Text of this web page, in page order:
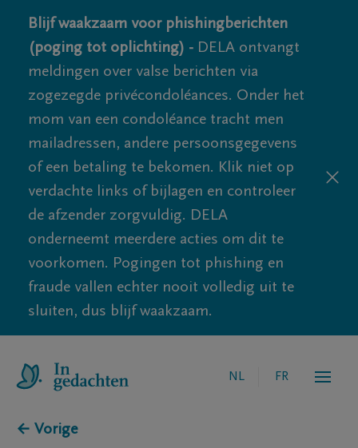
Blijf waakzaam voor phishingberichten
(poging tot oplichting) - DELA ontvangt
meldingen over valse berichten via
zogezegde privécondoléances. Onder het
mom van een condoléance tracht men
mailadressen, andere persoonsgegevens
of een betaling te bekomen. Klik niet op
verdachte links of bijlagen en controleer
de afzender zorgvuldig. DELA
onderneemt meerdere acties om dit te
voorkomen. Pogingen tot phishing en
fraude vallen echter nooit volledig uit te
sluiten, dus blijf waakzaam.
NL FR
← Vorige